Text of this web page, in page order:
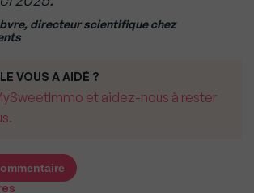
directeur scientifique chez
VOUS A AIDÉ ?
et aidez-nous à rester